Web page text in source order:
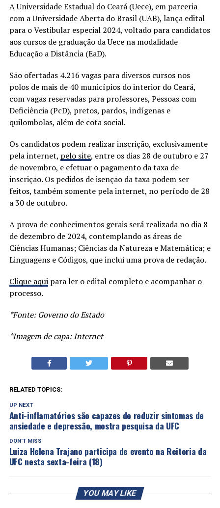
A Universidade Estadual do Ceará (Uece), em parceria
com a Universidade Aberta do Brasil (UAB), lança edital
para o Vestibular especial 2024, voltado para candidatos
aos cursos de graduação da Uece na modalidade
Educação a Distância (EaD).
São ofertadas 4.216 vagas para diversos cursos nos
polos de mais de 40 municípios do interior do Ceará,
com vagas reservadas para professores, Pessoas com
Deficiência (PcD), pretos, pardos, indígenas e
quilombolas, além de cota social.
Os candidatos podem realizar inscrição, exclusivamente
pela internet, pelo site, entre os dias 28 de outubro e 27
de novembro, e efetuar o pagamento da taxa de
inscrição. Os pedidos de isenção da taxa podem ser
feitos, também somente pela internet, no período de 28
a 30 de outubro.
A prova de conhecimentos gerais será realizada no dia 8
de dezembro de 2024, contemplando as áreas de
Ciências Humanas; Ciências da Natureza e Matemática; e
Linguagens e Códigos, que inclui uma prova de redação.
Clique aquipara ler o edital completo e acompanhar o
processo.
*Fonte: Governo do Estado
*Imagem de capa: Internet
RELATED TOPICS:
UP NEXT
Anti-inflamatórios são capazes de reduzir sintomas de
ansiedade e depressão, mostra pesquisa da UFC
DON'T MISS
Luiza Helena Trajano participa de evento na Reitoria da
UFC nesta sexta-feira (18)
YOU MAY LIKE